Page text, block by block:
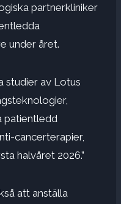
partnerkliniker
under året.
studier av Lotus
patientledd
cancerterapier,
halvåret 2026.”
att anställa